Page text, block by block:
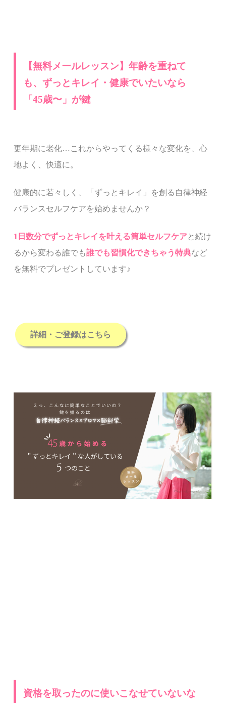
【無料メールレッスン】年齢を重ねて
も、ずっとキレイ・健康でいたいなら
「45歳〜」が鍵
更年期に老化…これからやってくる様々な変化を、心
地よく、快適に。
健康的に若々しく、 「ずっとキレイ」を創る 自律神経
バランスセルフケアを始めませんか？
1 日数分でずっとキレイを叶える簡単セルフケアと続け
るから変わる誰でも誰でも習慣化できちゃう特典など
を無料でプレゼントしています♪
詳細・ご登録はこちら
資格を取ったのに使いこなせていないな